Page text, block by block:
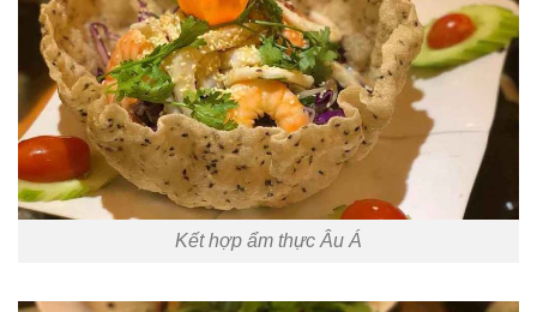
Kết hợp ẩm thực Âu Á